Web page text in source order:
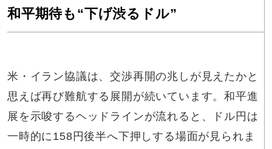
和平期待も“下げ渋るドル”
米・イラン協議は、交渉再開の兆しが見えたかと
思えば再び難航する展開が続いています。和平進
展を示唆するヘッドラインが流れると、ドル円は
一時的に158円後半へ下押しする場面が見られま